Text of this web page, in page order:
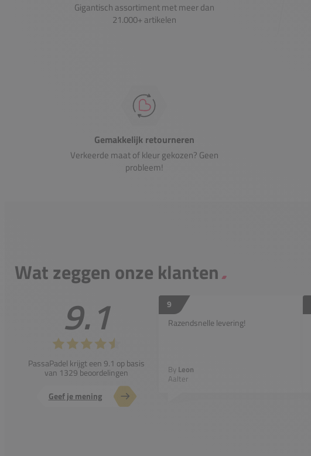
Gigantisch assortiment met meer dan
21.000+ artikelen
Gemakkelijk retourneren
Verkeerde maat of kleur gekozen? Geen
probleem!
Wat zeggen onze klanten
9.1
PassaPadel krijgt een 9.1 op basis
van 1329 beoordelingen
Geef je mening
9
Razendsnelle levering!
By Leon
Aalter